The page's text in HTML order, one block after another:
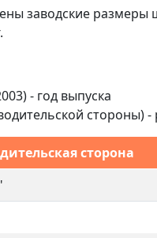
заводские размеры
- год выпуска
стороны)
сторона